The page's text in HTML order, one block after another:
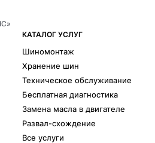
Cordiant
Continental
Yokohama
Compasal
BFGoodrich
Headway
Sailun
КАТАЛОГ УСЛУГ
Шиномонтаж
Хранение шин
Техническое обслуживание
Бесплатная диагностика
Замена масла в двигателе
Развал-схождение
Все услуги